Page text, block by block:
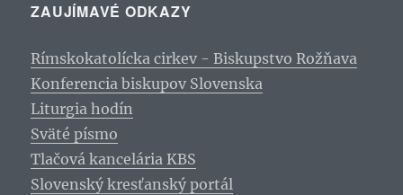
ZAUJÍMAVÉ ODKAZY
Rímskokatolícka cirkev - Biskupstvo Rožňava
Konferencia biskupov Slovenska
Liturgia hodín
Sväté písmo
Tlačová kancelária KBS
Slovenský kresťanský portál